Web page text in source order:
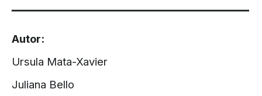
▔▔▔▔▔▔▔▔▔▔▔▔▔▔▔▔▔▔▔▔▔▔▔▔▔▔▔▔▔
Autor:
Ursula Mata-Xavier
Juliana Bello